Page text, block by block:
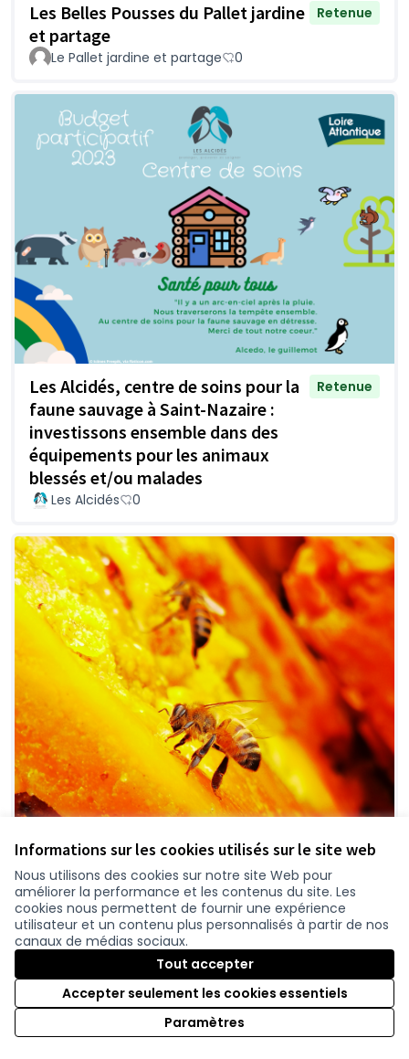
Informations sur les cookies utilisés sur le site web
Nous utilisons des cookies sur notre site Web pour
améliorer la performance et les contenus du site. Les
cookies nous permettent de fournir une expérience
utilisateur et un contenu plus personnalisés à partir de nos
canaux de médias sociaux.
Tout accepter
Accepter seulement les cookies essentiels
Paramètres
Les Belles Pousses du Pallet jardine
et partage
Retenue
Le Pallet jardine et partage 0
Les Alcidés, centre de soins pour la
faune sauvage à Saint-Nazaire :
investissons ensemble dans des
équipements pour les animaux
blessés et/ou malades
Retenue
Les Alcidés 0
Les Abeilles en Ville
Retenue
Les Abeilles en Ville
0